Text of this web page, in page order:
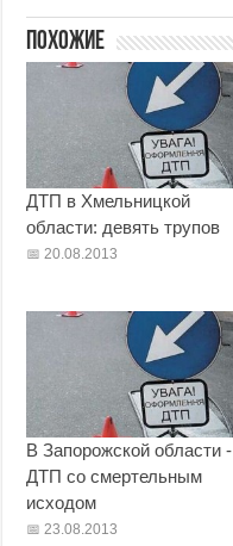
Похожие
ДТП в Хмельницкой
области: девять трупов
20.08.2013
В Запорожской области -
ДТП со смертельным
исходом
23.08.2013